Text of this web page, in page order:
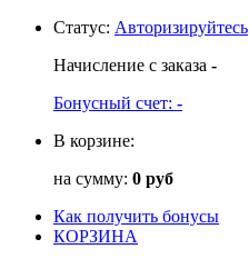
Статус: Авторизируйтесь
Начисление с заказа -
Бонусный счет: -
В корзине:
на сумму: 0 руб
Как получить бонусы
КОРЗИНА